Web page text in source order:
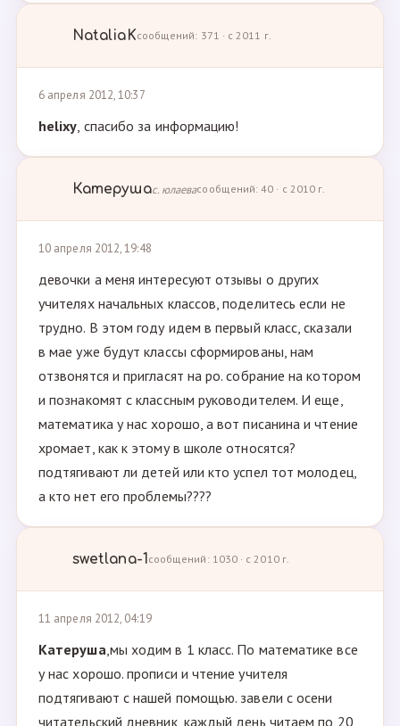
NataliaKсообщений: 371 · с 2011 г.
6 апреля 2012, 10:37
helixy, спасибо за информацию!
Катерушас. юлаевасообщений: 40 · с 2010 г.
10 апреля 2012, 19:48
девочки а меня интересуют отзывы о других
учителях начальных классов, поделитесь если не
трудно. В этом году идем в первый класс, сказали
в мае уже будут классы сформированы, нам
отзвонятся и пригласят на ро. собрание на котором
и познакомят с классным руководителем. И еще,
математика у нас хорошо, а вот писанина и чтение
хромает, как к этому в школе относятся?
подтягивают ли детей или кто успел тот молодец,
а кто нет его проблемы????
swetlana-1сообщений: 1030 · с 2010 г.
11 апреля 2012, 04:19
Катеруша,мы ходим в 1 класс. По математике все
у нас хорошо. прописи и чтение учителя
подтягивают с нашей помощью. завели с осени
читательский дневник, каждый день читаем по 20